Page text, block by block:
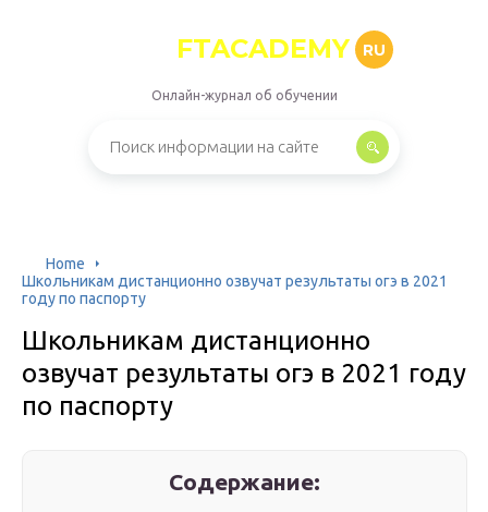
FTACADEMY RU
Онлайн-журнал об обучении
Home
Школьникам дистанционно озвучат результаты огэ в 2021
году по паспорту
Школьникам дистанционно
озвучат результаты огэ в 2021 году
по паспорту
Содержание: